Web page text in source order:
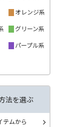
オレンジ系
グリーン系
パープル系
法を選ぶ
テムから